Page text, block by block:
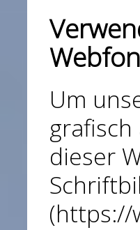
Um
dieser
(https://